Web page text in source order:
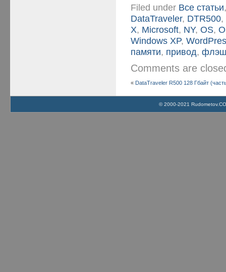
Filed under Все статьи
DataTraveler, DTR500,
X, Microsoft, NY,OS,
Windows XP,
памяти, привод,
Comments are
« DataTraveler R500 128 Гбайт
© 2000-2021